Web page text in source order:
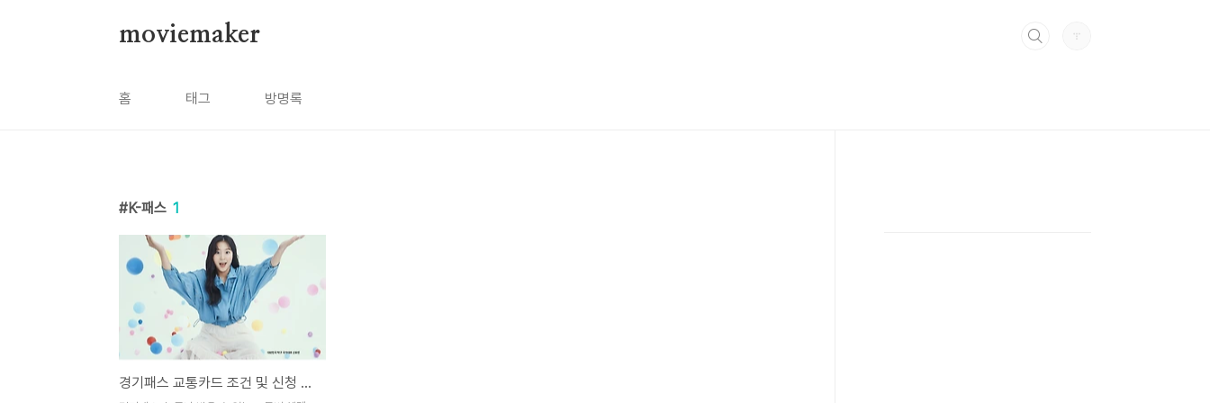
moviemaker
홈 태그 방명록
K-패스 1
경기패스 교통카드 조건 및 신청 방법